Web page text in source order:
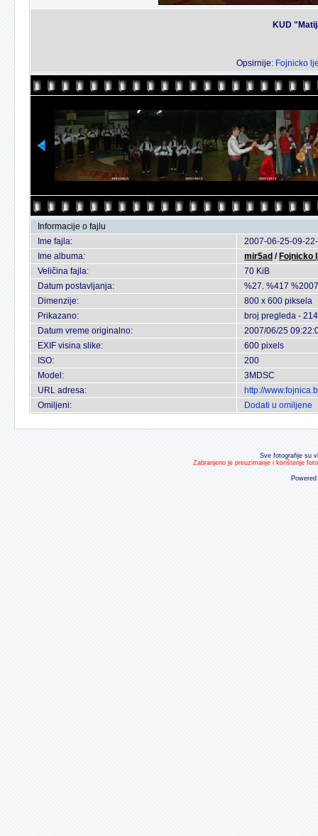
KUD
Opsirnije: Fojnicko
Informacije o fajlu
Ime fajla:
2007-06-25-09-
Ime albuma:
mir5ad / Fojnicko
Veličina fajla:
70 KiB
Datum postavljanja:
%27. %417
Dimenzije:
800 x 600 piksela
Prikazano:
broj pregleda - 214
Datum vreme originalno:
2007/06/25
EXIF visina slike:
600 pixels
ISO:
200
Model:
3MDSC
URL adresa:
http://
Omiljeni:
Dodati u omiljene
Sve fotografije su
Zabranjeno je preuzimanje i korištenje